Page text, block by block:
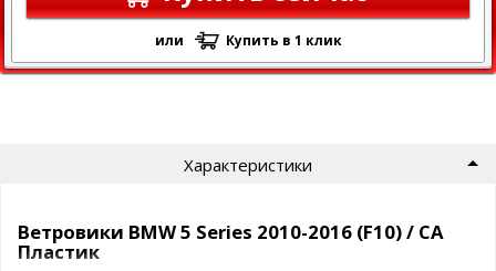
или Купить в 1 клик
Характеристики
Ветровики BMW 5 Series 2010-2016 (F10) / СА
Пластик